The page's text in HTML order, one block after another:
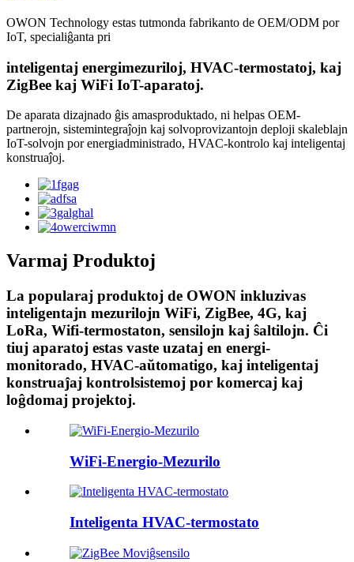
OWON Technology estas tutmonda fabrikanto de OEM/ODM por
IoT, specialiĝanta pri
inteligentaj energimezuriloj, HVAC-termostatoj, kaj
ZigBee kaj WiFi IoT-aparatoj.
De aparata dizajnado ĝis amasproduktado, ni helpas OEM-
partnerojn, sistemintegraĵojn kaj solvoprovizantojn deploji skaleblajn
IoT-solvojn por energiadministrado, HVAC-kontrolo kaj inteligentaj
konstruaĵoj.
Varmaj Produktoj
La popularaj produktoj de OWON inkluzivas
inteligentajn mezurilojn WiFi, ZigBee, 4G, kaj
LoRa, Wifi-termostaton, sensilojn kaj ŝaltilojn. Ĉi
tiuj aparatoj estas vaste uzataj en energi-
monitorado, HVAC-aŭtomatigo, kaj inteligentaj
konstruaĵaj kontrolsistemoj por komercaj kaj
loĝdomaj projektoj.
WiFi-Energio-Mezurilo
Inteligenta HVAC-termostato